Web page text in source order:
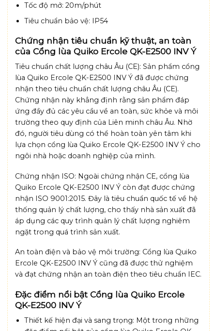
Tốc độ mở: 20m/phút
Tiêu chuẩn bảo vệ: IP54
Chứng nhận tiêu chuẩn kỹ thuật, an toàn
của Cổng lùa Quiko Ercole QK-E2500 INV Ý
Tiêu chuẩn chất lượng châu Âu (CE): Sản phẩm cổng
lùa Quiko Ercole QK-E2500 INV Ý đã được chứng
nhận theo tiêu chuẩn chất lượng châu Âu (CE).
Chứng nhận này khẳng định rằng sản phẩm đáp
ứng đầy đủ các yêu cầu về an toàn, sức khỏe và môi
trường theo quy định của Liên minh châu Âu. Nhờ
đó, người tiêu dùng có thể hoàn toàn yên tâm khi
lựa chọn cổng lùa Quiko Ercole QK-E2500 INV Ý cho
ngôi nhà hoặc doanh nghiệp của mình.
Chứng nhận ISO: Ngoài chứng nhận CE, cổng lùa
Quiko Ercole QK-E2500 INV Ý còn đạt được chứng
nhận ISO 9001:2015. Đây là tiêu chuẩn quốc tế về hệ
thống quản lý chất lượng, cho thấy nhà sản xuất đã
áp dụng các quy trình quản lý chất lượng nghiêm
ngặt trong quá trình sản xuất.
An toàn điện và bảo vệ môi trường: Cổng lùa Quiko
Ercole QK-E2500 INV Ý cũng đã được thử nghiệm
và đạt chứng nhận an toàn điện theo tiêu chuẩn IEC.
Đặc điểm nổi bật Cổng lùa Quiko Ercole
QK-E2500 INV Ý
Thiết kế hiện đại và sang trọng: Một trong những